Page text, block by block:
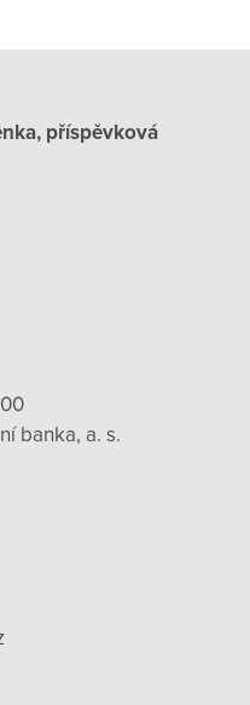
příspěvková
banka, a. s.